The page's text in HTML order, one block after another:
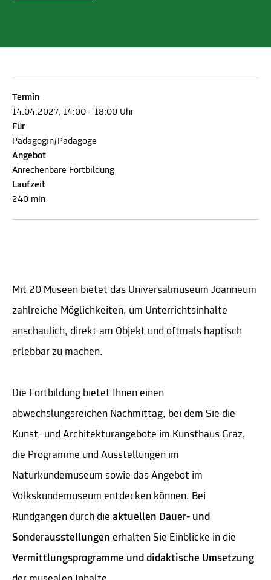
Termin
14.04.2027, 14:00 - 18:00 Uhr
Für
Pädagogin/Pädagoge
Angebot
Anrechenbare Fortbildung
Laufzeit
240 min
Mit 20 Museen bietet das Universalmuseum Joanneum
zahlreiche Möglichkeiten, um Unterrichtsinhalte
anschaulich, direkt am Objekt und oftmals haptisch
erlebbar zu machen.
Die Fortbildung bietet Ihnen einen
abwechslungsreichen Nachmittag, bei dem Sie die
Kunst- und Architekturangebote im Kunsthaus Graz,
die Programme und Ausstellungen im
Naturkundemuseum sowie das Angebot im
Volkskundemuseum entdecken können. Bei
Rundgängen durch die aktuellen Dauer- und
Sonderausstellungen erhalten Sie Einblicke in die
Vermittlungsprogramme und didaktische Umsetzung